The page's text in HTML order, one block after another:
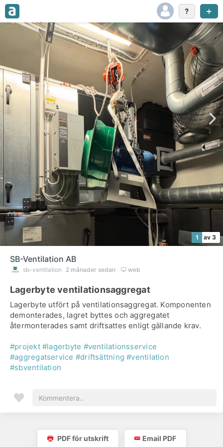
1 av 3
SB-Ventilation AB
sb-ventilation 2 månader sedan web
Lagerbyte ventilationsaggregat
Lagerbyte utfört på ventilationsaggregat. Komponenten
demonterades, lagret byttes och aggregatet
återmonterades samt driftsattes enligt gällande krav.
#projekt #lagerbyte #ventilationsservice
#aggregatservice #driftsättning #ventilation
#sbventilation
PDF för utskrift Email PDF